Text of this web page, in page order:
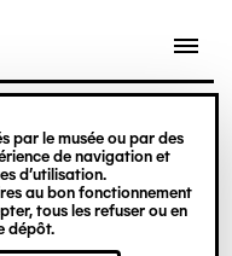
par le musée ou par des
de navigation et
d’utilisation.
au bon fonctionnement
tous les refuser ou en
dépôt.